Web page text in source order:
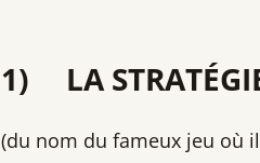
1) LA
(du nom du fameux jeu où